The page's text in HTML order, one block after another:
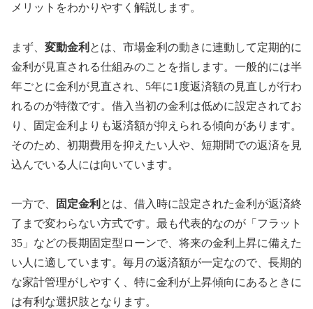
メリットをわかりやすく解説します。
まず、 変動金利 とは、市場金利の動きに連動して定期的に
金利が見直される仕組みのことを指します。一般的には半
年ごとに金利が見直され、5年に1度返済額の見直しが行わ
れるのが特徴です。借入当初の金利は低めに設定されてお
り、固定金利よりも返済額が抑えられる傾向があります。
そのため、初期費用を抑えたい人や、短期間での返済を見
込んでいる人には向いています。
一方で、 固定金利 とは、借入時に設定された金利が返済終
了まで変わらない方式です。最も代表的なのが「フラット
35」などの長期固定型ローンで、将来の金利上昇に備えた
い人に適しています。毎月の返済額が一定なので、長期的
な家計管理がしやすく、特に金利が上昇傾向にあるときに
は有利な選択肢となります。